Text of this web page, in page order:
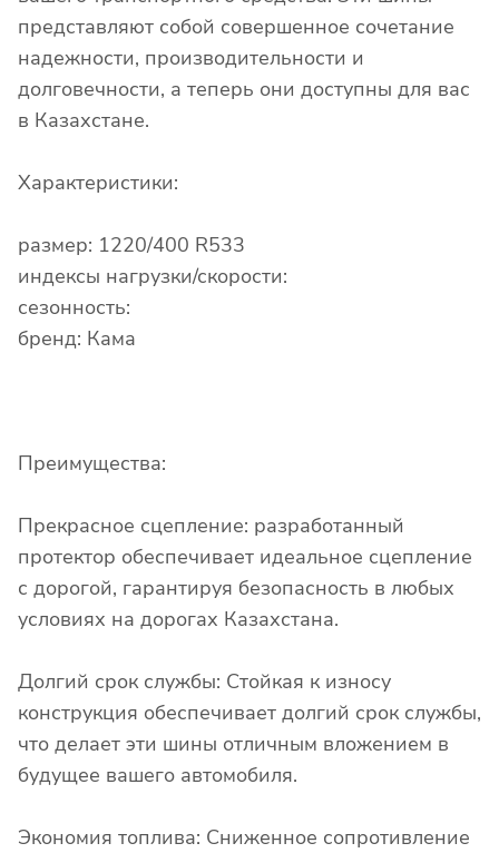
представляют собой совершенное сочетание
надежности, производительности и
долговечности, а теперь они доступны для вас
в Казахстане.
Характеристики:
размер: 1220/400 R533
индексы нагрузки/скорости:
сезонность:
бренд: Кама
Преимущества:
Прекрасное сцепление: разработанный
протектор обеспечивает идеальное сцепление
с дорогой, гарантируя безопасность в любых
условиях на дорогах Казахстана.
Долгий срок службы: Стойкая к износу
конструкция обеспечивает долгий срок службы,
что делает эти шины отличным вложением в
будущее вашего автомобиля.
Экономия топлива: Сниженное сопротивление